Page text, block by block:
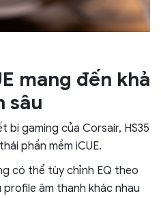
mang đến khả
sâu
bị gaming của Corsair, HS35
phần mềm iCUE.
có thể tùy chỉnh EQ theo
âm thanh khác nhau